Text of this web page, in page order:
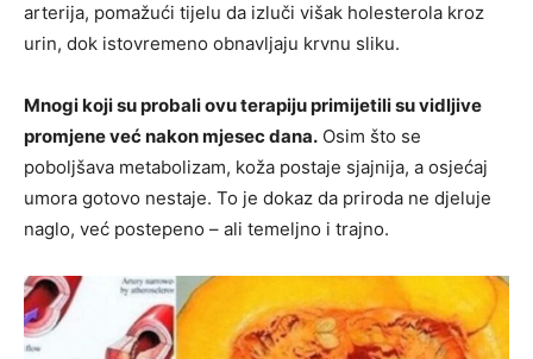
arterija, pomažući tijelu da izluči višak holesterola kroz
urin, dok istovremeno obnavljaju krvnu sliku.
Mnogi koji su probali ovu terapiju primijetili su vidljive
promjene već nakon mjesec dana. Osim što se
poboljšava metabolizam, koža postaje sjajnija, a osjećaj
umora gotovo nestaje. To je dokaz da priroda ne djeluje
naglo, već postepeno – ali temeljno i trajno.